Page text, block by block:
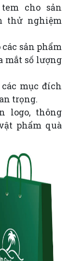
cho sản
thử nghiệm
sản phẩm
mắt số lượng
mục đích
trọng.
logo, thông
phẩm quà